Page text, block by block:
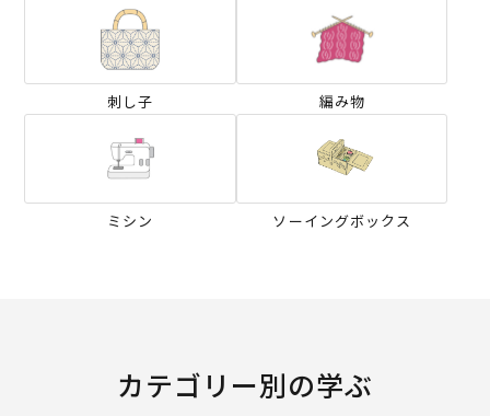
刺し子 編み物
ミシン ソーイングボックス
カテゴリー別の学ぶ